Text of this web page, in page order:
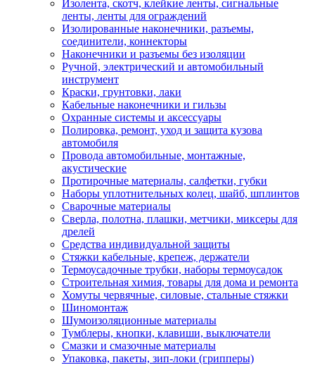
Изолента, скотч, клейкие ленты, сигнальные
ленты, ленты для ограждений
Изолированные наконечники, разъемы,
соединители, коннекторы
Наконечники и разъемы без изоляции
Ручной, электрический и автомобильный
инструмент
Краски, грунтовки, лаки
Кабельные наконечники и гильзы
Охранные системы и аксессуары
Полировка, ремонт, уход и защита кузова
автомобиля
Провода автомобильные, монтажные,
акустические
Протирочные материалы, салфетки, губки
Наборы уплотнительных колец, шайб, шплинтов
Сварочные материалы
Сверла, полотна, плашки, метчики, миксеры для
дрелей
Средства индивидуальной защиты
Стяжки кабельные, крепеж, держатели
Термоусадочные трубки, наборы термоусадок
Строительная химия, товары для дома и ремонта
Хомуты червячные, силовые, стальные стяжки
Шиномонтаж
Шумоизоляционные материалы
Тумблеры, кнопки, клавиши, выключатели
Смазки и смазочные материалы
Упаковка, пакеты, зип-локи (грипперы)